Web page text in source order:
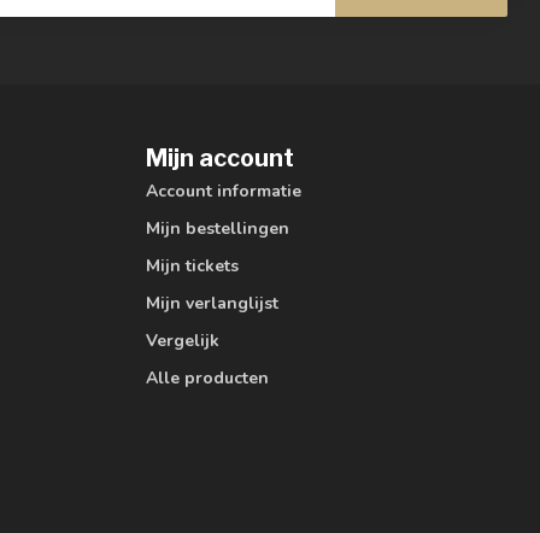
Mijn account
Account informatie
Mijn bestellingen
Mijn tickets
Mijn verlanglijst
Vergelijk
Alle producten